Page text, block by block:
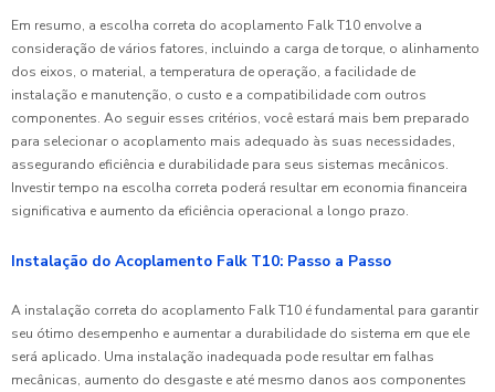
Em resumo, a escolha correta do acoplamento Falk T10 envolve a
consideração de vários fatores, incluindo a carga de torque, o alinhamento
dos eixos, o material, a temperatura de operação, a facilidade de
instalação e manutenção, o custo e a compatibilidade com outros
componentes. Ao seguir esses critérios, você estará mais bem preparado
para selecionar o acoplamento mais adequado às suas necessidades,
assegurando eficiência e durabilidade para seus sistemas mecânicos.
Investir tempo na escolha correta poderá resultar em economia financeira
significativa e aumento da eficiência operacional a longo prazo.
Instalação do Acoplamento Falk T10: Passo a Passo
A instalação correta do acoplamento Falk T10 é fundamental para garantir
seu ótimo desempenho e aumentar a durabilidade do sistema em que ele
será aplicado. Uma instalação inadequada pode resultar em falhas
mecânicas, aumento do desgaste e até mesmo danos aos componentes